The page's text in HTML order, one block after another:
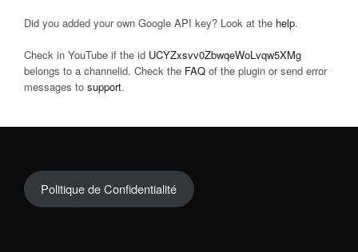
Did you added your own Google API key? Look at the help.
Check in YouTube if the id UCYZxsvv0ZbwqeWoLvqw5XMg
belongs to a channelid. Check the FAQ of the plugin or send error
messages to support.
Politique de Confidentialité